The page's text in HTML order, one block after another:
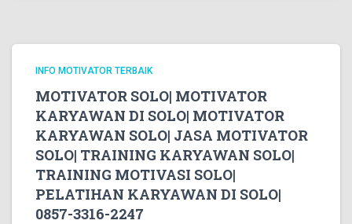
INFO MOTIVATOR TERBAIK
MOTIVATOR SOLO| MOTIVATOR
KARYAWAN DI SOLO| MOTIVATOR
KARYAWAN SOLO| JASA MOTIVATOR
SOLO| TRAINING KARYAWAN SOLO|
TRAINING MOTIVASI SOLO|
PELATIHAN KARYAWAN DI SOLO|
0857-3316-2247